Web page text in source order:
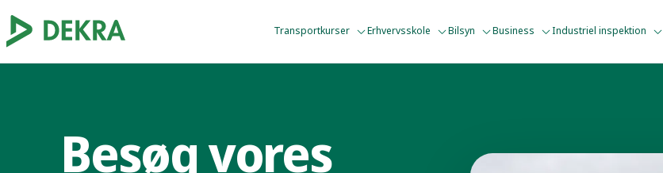
Transportkurser Erhvervsskole Bilsyn Business Industriel inspektion
Besøg vores